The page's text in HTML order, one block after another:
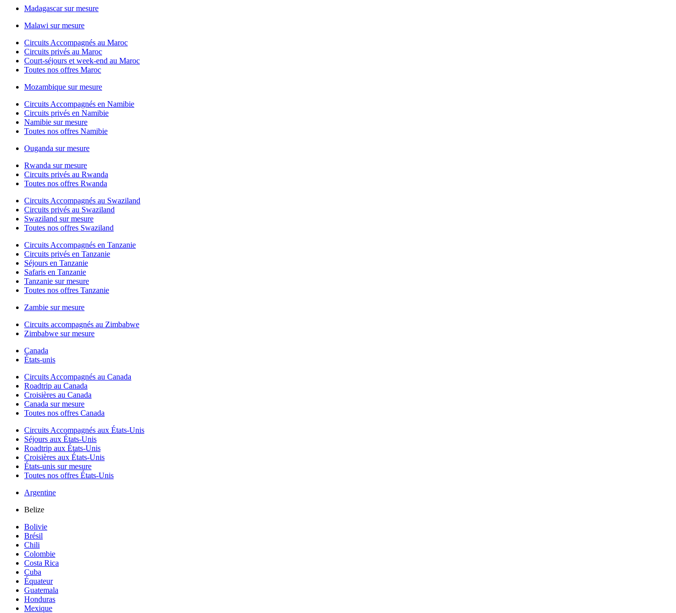
Madagascar sur mesure
Malawi sur mesure
Circuits Accompagnés au Maroc
Circuits privés au Maroc
Court-séjours et week-end au Maroc
Toutes nos offres Maroc
Mozambique sur mesure
Circuits Accompagnés en Namibie
Circuits privés en Namibie
Namibie sur mesure
Toutes nos offres Namibie
Ouganda sur mesure
Rwanda sur mesure
Circuits privés au Rwanda
Toutes nos offres Rwanda
Circuits Accompagnés au Swaziland
Circuits privés au Swaziland
Swaziland sur mesure
Toutes nos offres Swaziland
Circuits Accompagnés en Tanzanie
Circuits privés en Tanzanie
Séjours en Tanzanie
Safaris en Tanzanie
Tanzanie sur mesure
Toutes nos offres Tanzanie
Zambie sur mesure
Circuits accompagnés au Zimbabwe
Zimbabwe sur mesure
Canada
États-unis
Circuits Accompagnés au Canada
Roadtrip au Canada
Croisières au Canada
Canada sur mesure
Toutes nos offres Canada
Circuits Accompagnés aux États-Unis
Séjours aux États-Unis
Roadtrip aux États-Unis
Croisières aux États-Unis
États-unis sur mesure
Toutes nos offres États-Unis
Argentine
Belize
Bolivie
Brésil
Chili
Colombie
Costa Rica
Cuba
Équateur
Guatemala
Honduras
Mexique